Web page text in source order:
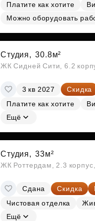
Платите как хотите
Можно оборудовать
Студия, 30.8м²
ЖК Сидней Сити, 6.2
3 кв 2027 Скидка
Платите как хотите
Ещё
Студия, 33м²
ЖК Роттердам, 2.3
Сдана Скидка
Чистовая отделка
Ещё